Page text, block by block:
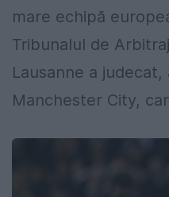
mare echipă
Tribunalul de
Lausanne a
Manchester City,